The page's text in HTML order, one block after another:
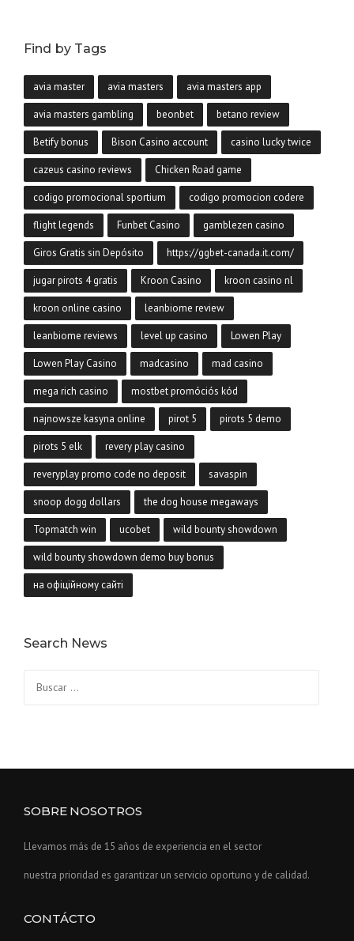
Find by Tags
avia master avia masters avia masters app
avia masters gambling beonbet betano review
Betify bonus Bison Casino account casino lucky twice
cazeus casino reviews Chicken Road game
codigo promocional sportium codigo promocion codere
flight legends Funbet Casino gamblezen casino
Giros Gratis sin Depósito https://ggbet-canada.it.com/
jugar pirots 4 gratis Kroon Casino kroon casino nl
kroon online casino leanbiome review
leanbiome reviews level up casino Lowen Play
Lowen Play Casino madcasino mad casino
mega rich casino mostbet promóciós kód
najnowsze kasyna online pirot 5 pirots 5 demo
pirots 5 elk revery play casino
reveryplay promo code no deposit savaspin
snoop dogg dollars the dog house megaways
Topmatch win ucobet wild bounty showdown
wild bounty showdown demo buy bonus
на офіційному сайті
Search News
SOBRE NOSOTROS
Llevamos más de 15 años de experiencia en el sector
nuestra prioridad es garantizar un servicio oportuno y de calidad.
CONTÁCTO